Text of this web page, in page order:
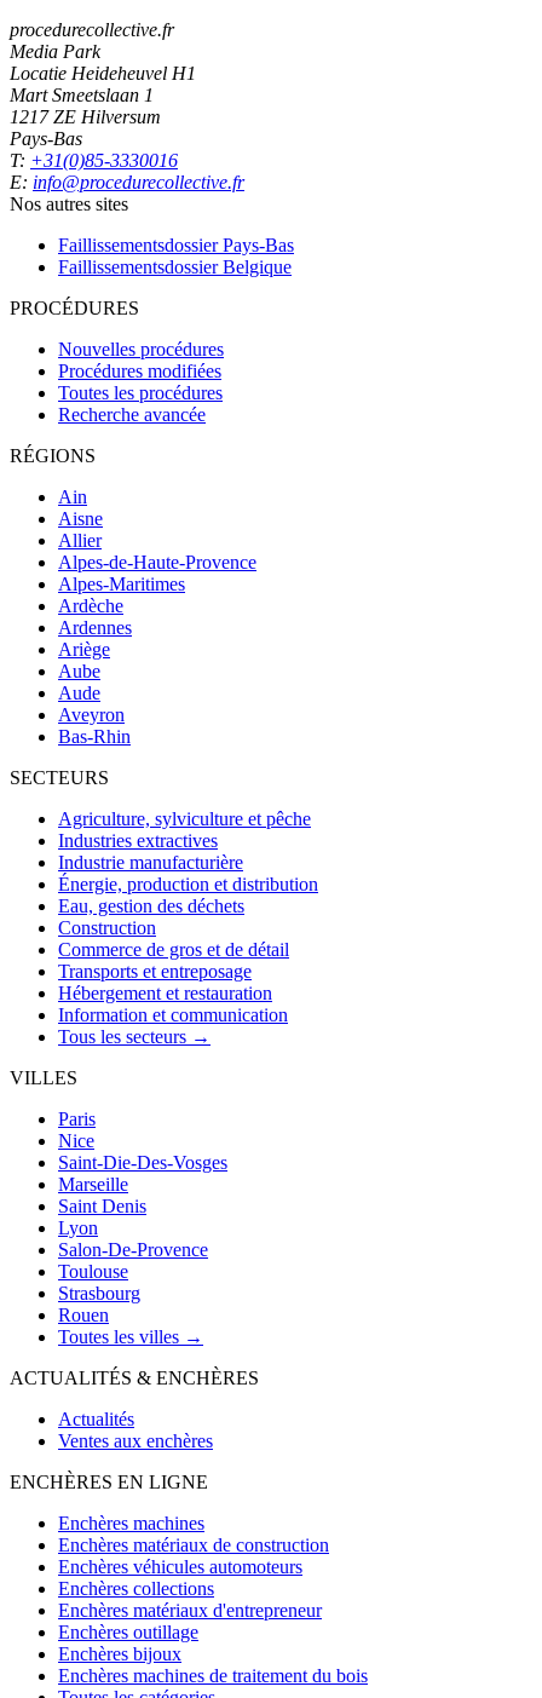
procedurecollective.fr
Media Park
Locatie Heideheuvel H1
Mart Smeetslaan 1
1217 ZE Hilversum
Pays-Bas
T: +31(0)85-3330016
E: info@procedurecollective.fr
Nos autres sites
Faillissementsdossier Pays-Bas
Faillissementsdossier Belgique
PROCÉDURES
Nouvelles procédures
Procédures modifiées
Toutes les procédures
Recherche avancée
RÉGIONS
Ain
Aisne
Allier
Alpes-de-Haute-Provence
Alpes-Maritimes
Ardèche
Ardennes
Ariège
Aube
Aude
Aveyron
Bas-Rhin
SECTEURS
Agriculture, sylviculture et pêche
Industries extractives
Industrie manufacturière
Énergie, production et distribution
Eau, gestion des déchets
Construction
Commerce de gros et de détail
Transports et entreposage
Hébergement et restauration
Information et communication
Tous les secteurs →
VILLES
Paris
Nice
Saint-Die-Des-Vosges
Marseille
Saint Denis
Lyon
Salon-De-Provence
Toulouse
Strasbourg
Rouen
Toutes les villes →
ACTUALITÉS & ENCHÈRES
Actualités
Ventes aux enchères
ENCHÈRES EN LIGNE
Enchères machines
Enchères matériaux de construction
Enchères véhicules automoteurs
Enchères collections
Enchères matériaux d'entrepreneur
Enchères outillage
Enchères bijoux
Enchères machines de traitement du bois